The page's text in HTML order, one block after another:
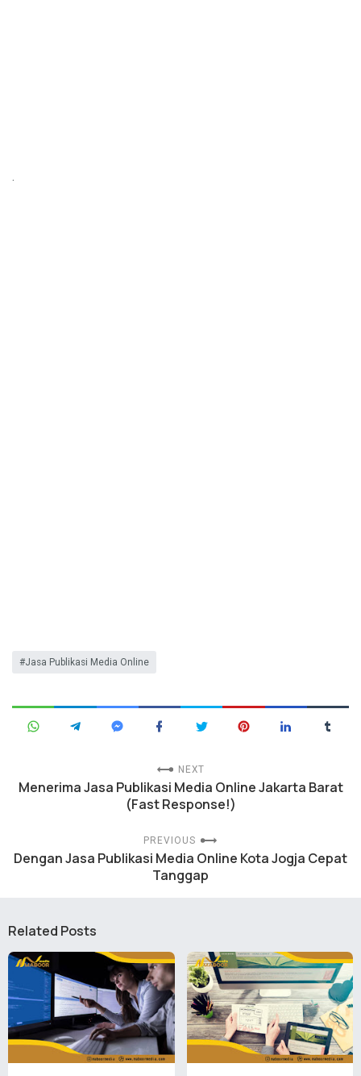
.
Jasa Publikasi Media Online
NEXT
Menerima Jasa Publikasi Media Online Jakarta Barat
(Fast Response!)
PREVIOUS
Dengan Jasa Publikasi Media Online Kota Jogja Cepat
Tanggap
Related Posts